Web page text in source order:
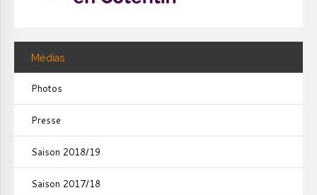
Médias
Photos
Presse
Saison 2018/19
Saison 2017/18